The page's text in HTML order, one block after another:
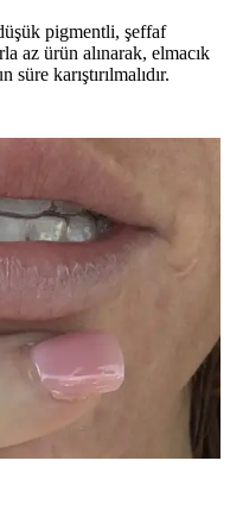
pigmentli, şeffaf
az ürün alınarak, elmacık
karıştırılmalıdır.